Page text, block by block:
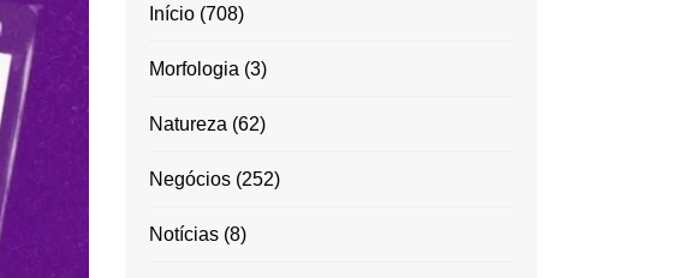
Início(708)
Morfologia (3)
Natureza (62)
Negócios(252)
Notícias(8)